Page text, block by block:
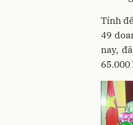
Tính
49
nay,